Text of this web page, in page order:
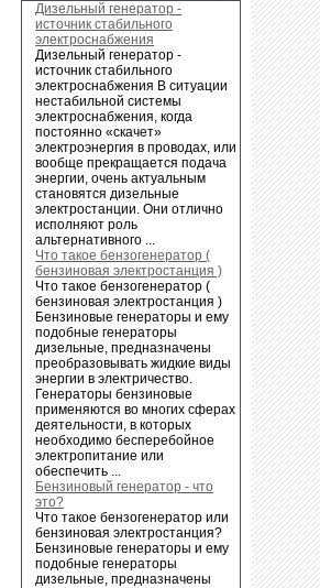
Дизельный генератор -
источник стабильного
электроснабжения
Дизельный генератор -
источник стабильного
электроснабжения В ситуации
нестабильной системы
электроснабжения, когда
постоянно «скачет»
электроэнергия в проводах, или
вообще прекращается подача
энергии, очень актуальным
становятся дизельные
электростанции. Они отлично
исполняют роль
альтернативного ...
Что такое бензогенератор (
бензиновая электростанция )
Что такое бензогенератор (
бензиновая электростанция )
Бензиновые генераторы и ему
подобные генераторы
дизельные, предназначены
преобразовывать жидкие виды
энергии в электричество.
Генераторы бензиновые
применяются во многих сферах
деятельности, в которых
необходимо бесперебойное
электропитание или
обеспечить ...
Бензиновый генератор - что
это?
Что такое бензогенератор или
бензиновая электростанция?
Бензиновые генераторы и ему
подобные генераторы
дизельные, предназначены